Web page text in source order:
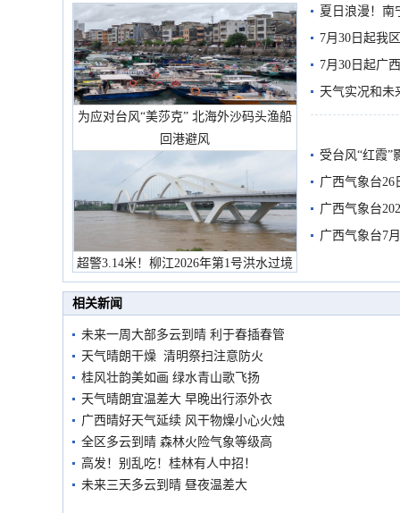
为应对台风“美莎克” 北海外沙码头渔船
回港避风
超警3.14米！柳江2026年第1号洪水过境
市民在堤岸见证汛况
夏日浪漫！南
7月30日起我
7月30日起广
天气实况和未
受台风“红霞”
有较强降雨
广西气象台26
广西气象台
预警
广西气象台7
相关新闻
未来一周大部多云到晴 利于春插春管
天气晴朗干燥 清明祭扫注意防火
桂风壮韵美如画 绿水青山歌飞扬
天气晴朗宜温差大 早晚出行添外衣
广西晴好天气延续 风干物燥小心火烛
全区多云到晴 森林火险气象等级高
高发！别乱吃！桂林有人中招！
未来三天多云到晴 昼夜温差大